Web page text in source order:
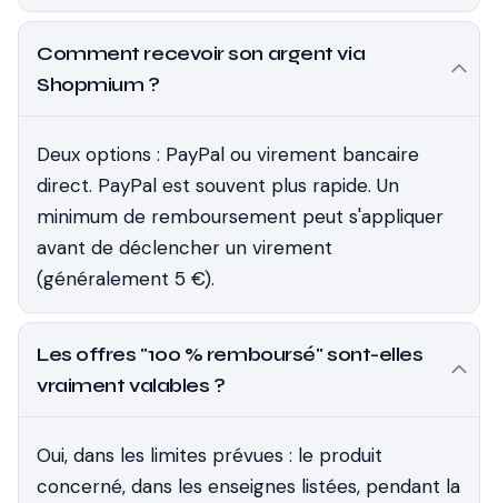
Comment recevoir son argent via
Shopmium ?
Deux options : PayPal ou virement bancaire
direct. PayPal est souvent plus rapide. Un
minimum de remboursement peut s'appliquer
avant de déclencher un virement
(généralement 5 €).
Les offres "100 % remboursé" sont-elles
vraiment valables ?
Oui, dans les limites prévues : le produit
concerné, dans les enseignes listées, pendant la